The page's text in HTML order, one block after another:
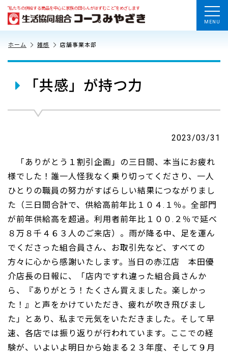
“私たちの供給する商品を中心に家族の団らんがはずむこと”をめざします
MENU
ホーム 雑感 店舗事業本部
「共感」が持つ力
2023/03/31
「ありがとう１割引企画」の三日間、本当にお疲れ
様でした！誰一人怪我なく乗り切ってくださり、一人
ひとりの職員の努力がすばらしい結果につながりまし
た（三日間合計で、供給高前年比１０４.１％。全部門
が前年供給高を超過。利用者前年比１００.２％で延べ
８万８千４６３人のご来店）。雨が降る中、足を運ん
でくださった組合員さん、お取引先など、すべての
方々に心から感謝いたします。当日の赤江店 本田優
介店長の日報に、「店内ですれ違った組合員さんか
ら、『ありがとう！たくさん買えました。楽しかっ
た！』と声をかけていただき、疲れが吹き飛びまし
た」とあり、私まで元気をいただきました。そして早
速、各店では振り返りが行われています。ここでの経
験が、いよいよ明日から始まる２３年度、そして９月